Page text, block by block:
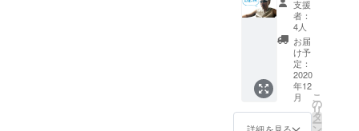
必要で
す。
※16名様
までの
予約と
させて
いただ
きま
す。 ▼
お礼の
〒971-
8124 福
島県い
わき市
小名浜
住吉字
冠木13-
1 ●
よっこ
ら
当）
※ゴルフ
場以外
の会場
はメイ
ズムラ
ンドで
す。
※バーベ
キュー
食事チ
ケット
※日本
国内で
あれば
ご指定
の場所
まで伺
いま
す。
支援
者：
4人
お届
け予
定：
2020
年12
月
こ
の
リ
タ
ー